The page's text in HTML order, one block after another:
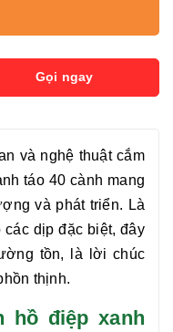
Gọi ngay
và nghệ thuật cắm
táo 40 cành mang
và phát triển. Là
các dịp đặc biệt, đây
tồn, là lời chúc
thịnh.
hồ điệp xanh